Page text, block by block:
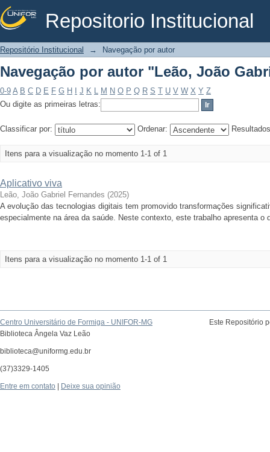
Repositorio Institucional
Navegação por autor "Leão, João
Repositório Institucional → Navegação por autor
Navegação por autor "Leão, João
0-9 A B C D E F G H J K L M N O P Q R S T U V W X Y Z
Ou digite as primeiras letras:
Classificar por: Ordenar:
Itens para a visualização no momento 1-1 of 1
Aplicativo viva
Leão, João Gabriel Fernandes (2025)
A evolução das tecnologias digitais tem promovido transformações
especialmente na área da saúde. Neste contexto, este trabalho apresenta
Itens para a visualização no momento 1-1 of 1
Centro Universitário de Formiga - UNIFOR-MG
Biblioteca Ângela Vaz Leão
biblioteca@uniformg.edu.br
(37)3329-1405
Este Repositório
Entre em contato Deixe sua opinião